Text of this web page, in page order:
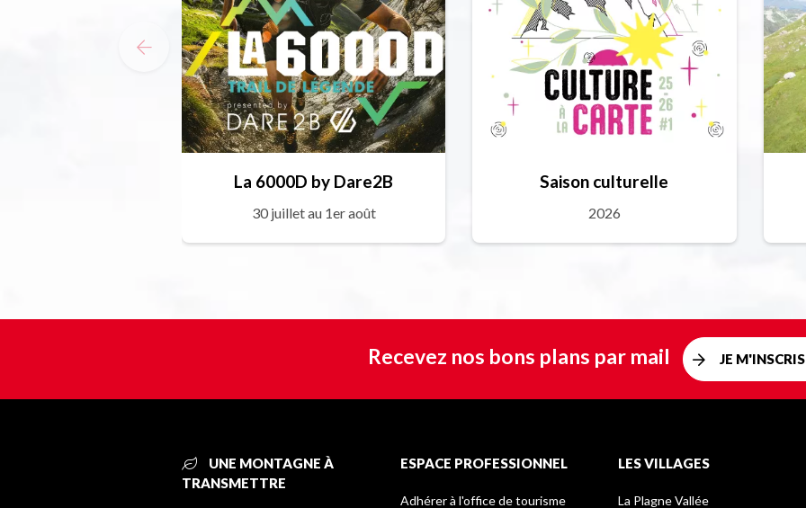
La 6000D by Dare2B
30 juillet au 1er août
Saison culturelle
2026
Recevez nos bons plans par mail JE M'INSCRIS
UNE MONTAGNE À
TRANSMETTRE
ESPACE PROFESSIONNEL
Adhérer à l'office de tourisme
LES VILLAGES
La Plagne Vallée